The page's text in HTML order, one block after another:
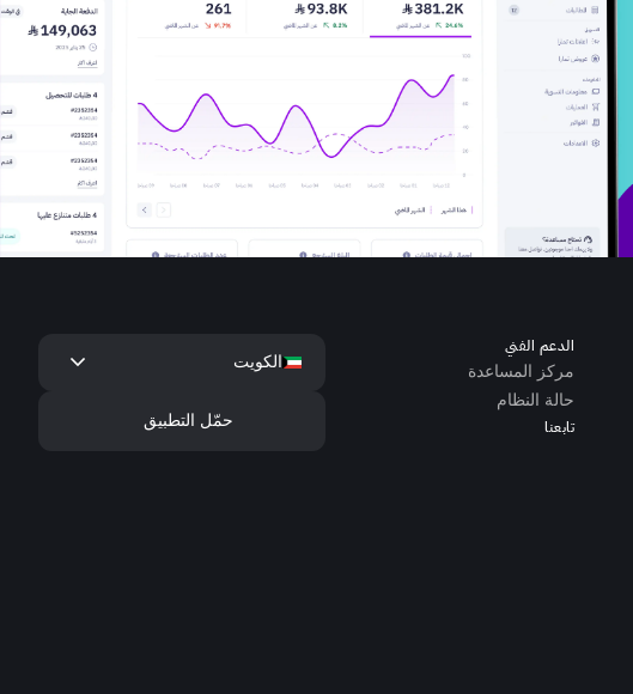
الدعم الفني
مركز المساعدة
حالة النظام
تابعنا
الكويت keyboard_arrow_down
حمّل التطبيق